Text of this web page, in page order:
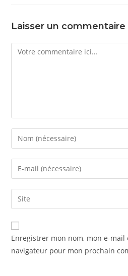
Laisser un commentaire
Comment
Enter
your
name
comment
Enter
your
email
address
comment
Saisir
l’URL
de
votre
(facultatif)
Enregistrer mon nom, mon e-mail
navigateur pour mon prochain